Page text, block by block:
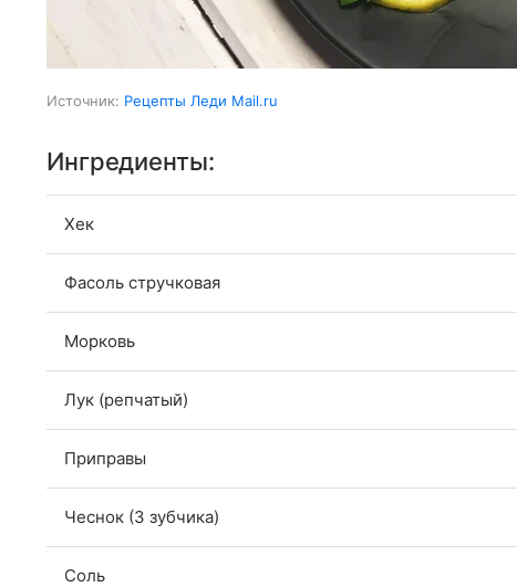
Источник: Рецепты Леди Mail.ru
Ингредиенты:
Хек
Фасоль стручковая
Морковь
Лук (репчатый)
Приправы
Чеснок (3 зубчика)
Соль